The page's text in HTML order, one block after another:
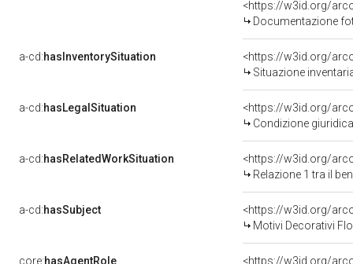
Documentazione
a-cd:hasInventorySituation
<https://w3id.org/
Situazione
a-cd:hasLegalSituation
<https://w3id.org/
Condizione
a-cd:hasRelatedWorkSituation
<https://w3id.org/
Relazione 1 tra il
a-cd:hasSubject
<https://w3id.org/
Motivi Decorativi
core:hasAgentRole <https://w3id.org/